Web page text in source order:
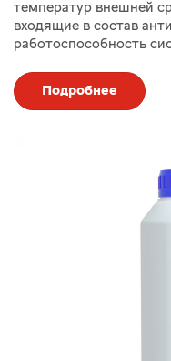
температур внешней
входящие в состав
работоспособность
Подробнее